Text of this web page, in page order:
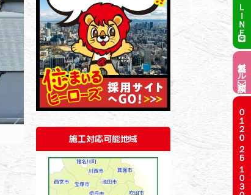
施工対応可能地域
ＬＩＮＥ
無料メール相談
０１２０-２５-１０３０